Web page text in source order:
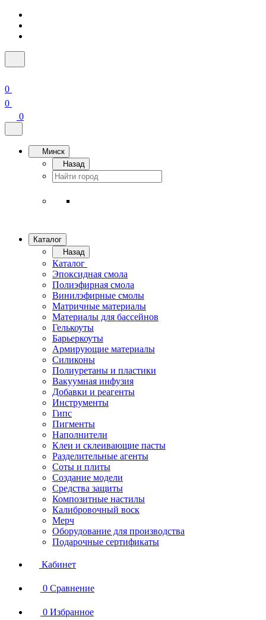
0
0
0
Минск
Назад
Каталог
Назад
Каталог
Эпоксидная смола
Полиэфирная смола
Винилэфирные смолы
Матричные материалы
Материалы для бассейнов
Гелькоуты
Барьеркоуты
Армирующие материалы
Силиконы
Полиуретаны и пластики
Вакуумная инфузия
Добавки и реагенты
Инструменты
Гипс
Пигменты
Наполнители
Клеи и склеивающие пасты
Разделительные агенты
Соты и плиты
Создание модели
Средства защиты
Композитные настилы
Калибровочный воск
Мерч
Оборудование для производства
Подарочные сертификаты
Кабинет
0 Сравнение
0 Избранное